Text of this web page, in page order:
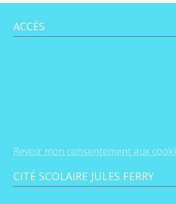
ACCÈS
Revoir mon consentement aux
CITÉ SCOLAIRE JULES FERRY